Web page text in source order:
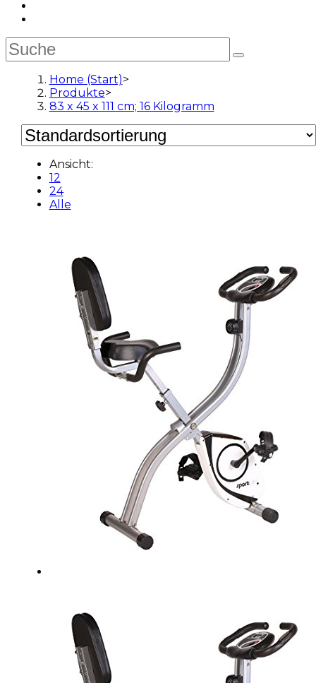
Home (Start)>
Produkte>
83 x 45 x 111 cm; 16 Kilogramm
Ansicht:
12
24
Alle